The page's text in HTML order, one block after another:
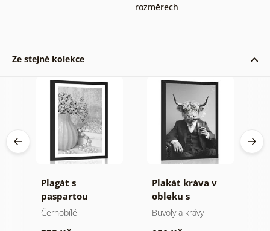
rozměrech
Ze stejné kolekce
Plagát s
paspartou
luxusní zátiší v
Černobílé
Plakát kráva v
obleku s
doutníkem a
Buvoly a krávy